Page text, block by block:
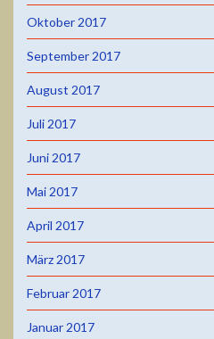
Oktober 2017
September 2017
August 2017
Juli 2017
Juni 2017
Mai 2017
April 2017
März 2017
Februar 2017
Januar 2017